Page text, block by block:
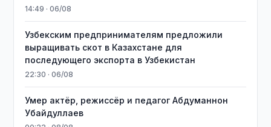
14:49 · 06/08
Узбекским предпринимателям предложили
выращивать скот в Казахстане для
последующего экспорта в Узбекистан
22:30 · 06/08
Умер актёр, режиссёр и педагог Абдуманнон
Убайдуллаев